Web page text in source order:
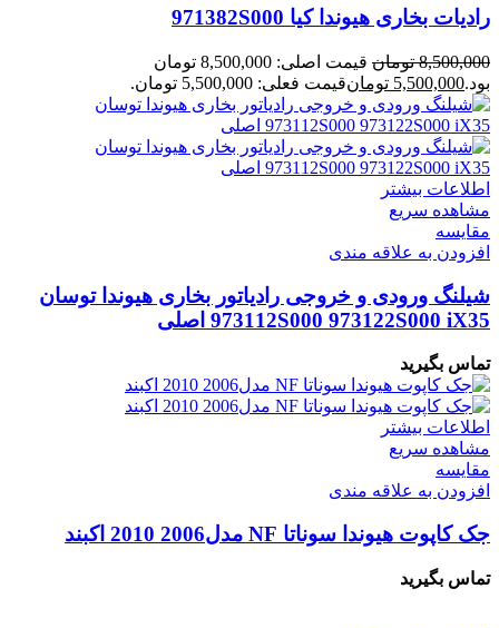
رادیات بخاری هیوندا کیا 971382S000
8,500,000 تومان
قیمت اصلی: 8,500,000 تومان
بود.5,500,000 تومانقیمت فعلی: 5,500,000 تومان.
اطلاعات بیشتر
مشاهده سریع
مقایسه
افزودن به علاقه مندی
شیلنگ ورودی و خروجی رادیاتور بخاری هیوندا توسان
973112S000 973122S000 iX35 اصلی
تماس بگیرید
اطلاعات بیشتر
مشاهده سریع
مقایسه
افزودن به علاقه مندی
جک کاپوت هیوندا سوناتا NF مدل2006 2010 اکبند
تماس بگیرید